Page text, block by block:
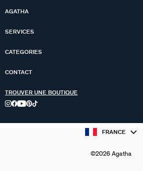
AGATHA
SERVICES
CATEGORIES
CONTACT
TROUVER UNE BOUTIQUE
FRANCE
©2026 Agatha